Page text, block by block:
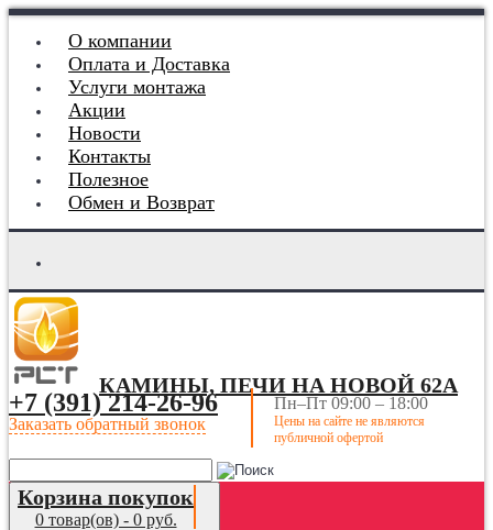
О компании
Оплата и Доставка
Услуги монтажа
Акции
Новости
Контакты
Полезное
Обмен и Возврат
КАМИНЫ, ПЕЧИ НА НОВОЙ 62А
+7 (391) 214-26-96
Заказать обратный звонок
Пн–Пт 09:00 – 18:00
Цены на сайте не являются
публичной офертой
Корзина покупок
0 товар(ов) - 0 руб.